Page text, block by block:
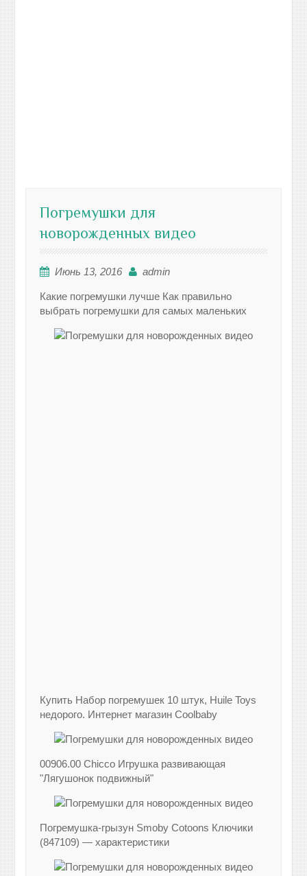
Погремушки для
новорожденных видео
Июнь 13, 2016 admin
Какие погремушки лучше Как правильно
выбрать погремушки для самых маленьких
Купить Набор погремушек 10 штук, Huile Toys
недорого. Интернет магазин Coolbaby
00906.00 Chicco Игрушка развивающая
"Лягушонок подвижный"
Погремушка-грызун Smoby Cotoons Ключики
(847109) — характеристики